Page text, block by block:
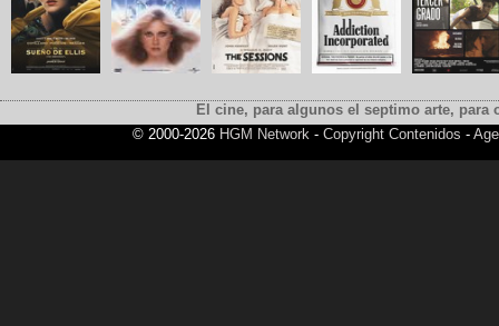
El cine, para algunos el septimo arte,
© 2000-2026 HGM Network- Copyright Contenidos -